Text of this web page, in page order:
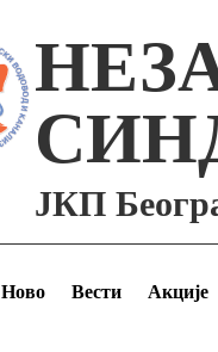
ЈКП
Ново Вести Акције